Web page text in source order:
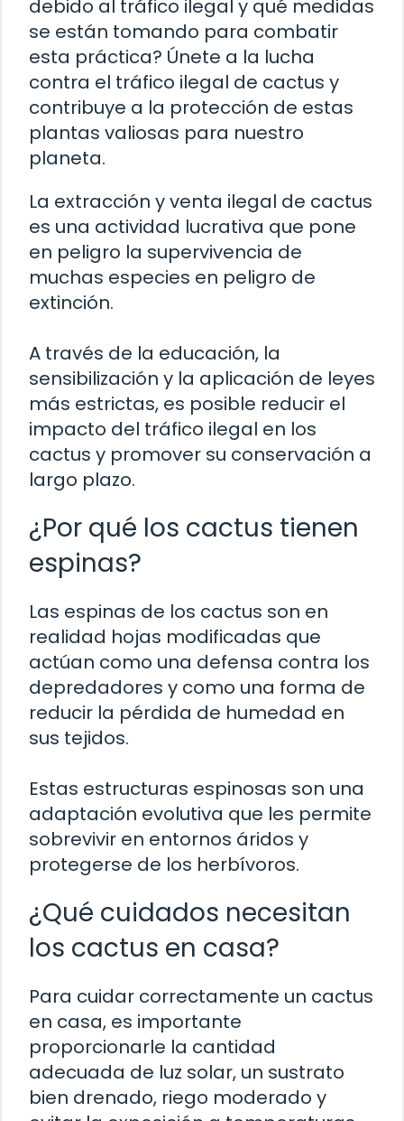
debido al tráfico ilegal y qué medidas
se están tomando para combatir
esta práctica? Únete a la lucha
contra el tráfico ilegal de cactus y
contribuye a la protección de estas
plantas valiosas para nuestro
planeta.
La extracción y venta ilegal de cactus
es una actividad lucrativa que pone
en peligro la supervivencia de
muchas especies en peligro de
extinción.
A través de la educación, la
sensibilización y la aplicación de leyes
más estrictas, es posible reducir el
impacto del tráfico ilegal en los
cactus y promover su conservación a
largo plazo.
¿Por qué los cactus tienen
espinas?
Las espinas de los cactus son en
realidad hojas modificadas que
actúan como una defensa contra los
depredadores y como una forma de
reducir la pérdida de humedad en
sus tejidos.
Estas estructuras espinosas son una
adaptación evolutiva que les permite
sobrevivir en entornos áridos y
protegerse de los herbívoros.
¿Qué cuidados necesitan
los cactus en casa?
Para cuidar correctamente un cactus
en casa, es importante
proporcionarle la cantidad
adecuada de luz solar, un sustrato
bien drenado, riego moderado y